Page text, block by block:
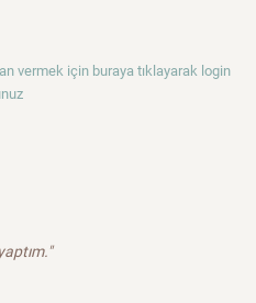
vermek için buraya tıklayarak login